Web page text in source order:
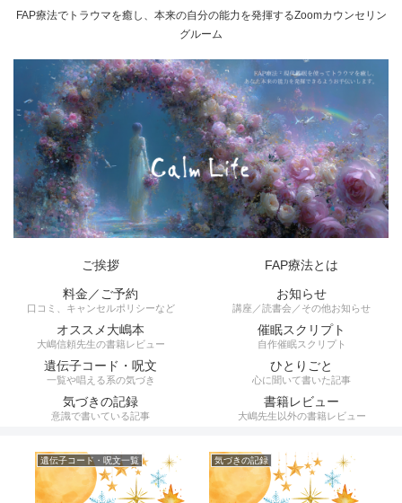
FAP療法でトラウマを癒し、本来の自分の能力を発揮するZoomカウンセリン
グルーム
ご挨拶
FAP療法とは
料金／ご予約
口コミ、キャンセルポリシーなど
お知らせ
講座／読書会／その他お知らせ
オススメ大嶋本
大嶋信頼先生の書籍レビュー
催眠スクリプト
自作催眠スクリプト
遺伝子コード・呪文
一覧や唱える系の気づき
ひとりごと
心に聞いて書いた記事
気づきの記録
意識で書いている記事
書籍レビュー
大嶋先生以外の書籍レビュー
遺伝子コード・呪文一覧 気づきの記録